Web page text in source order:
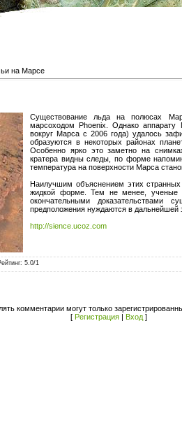
на Марсе
Существование льда на полюсах
марсоходом Phoenix. Однако
вокруг Марса с 2006 года) удалось
образуются в некоторых районах
Особенно ярко это заметно на
кратера видны следы, по форме
температура на поверхности Марса
Наилучшим объяснением этих
жидкой форме. Тем не менее, ученые
окончательными
предположения нуждаются в дальнейшей
http://sience.ucoz.com
: 5.0/1
комментарии могут только
[ Регистрация | Вход ]